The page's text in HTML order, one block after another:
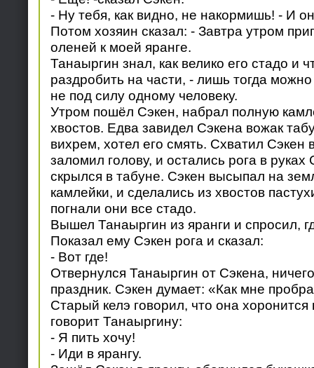
- Ну тебя, как видно, не накормишь! - И
Потом хозяин сказал: - Завтра утром
оленей к моей яранге.
Танаыргин знал, как велико его стадо и
раздробить на части, - лишь тогда можно
не под силу одному человеку.
Утром пошёл Сэкен, набрал полную
хвостов. Едва завидел Сэкена вожак
вихрем, хотел его смять. Схватил Сэкен
заломил голову, и остались рога в руках
скрылся в табуне. Сэкен высыпал на
камлейки, и сделались из хвостов
погнали они все стадо.
Вышел Танаыргин из яранги и спросил,
Показал ему Сэкен рога и сказал:
- Вот где!
Отвернулся Танаыргин от Сэкена,
праздник. Сэкен думает: «Как мне
Старый келэ говорил, что она
говорит Танаыргину:
- Я пить хочу!
- Иди в ярангу.